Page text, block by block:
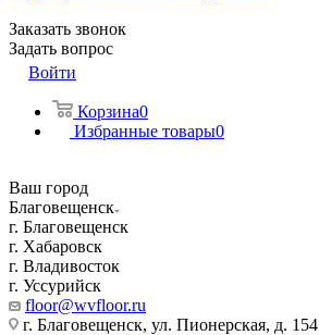
Заказать звонок
Задать вопрос
Войти
Корзина0
Избранные товары0
Ваш город
Благовещенск
г. Благовещенск
г. Хабаровск
г. Владивосток
г. Уссурийск
floor@wvfloor.ru
г. Благовещенск, ул. Пионерская, д. 154